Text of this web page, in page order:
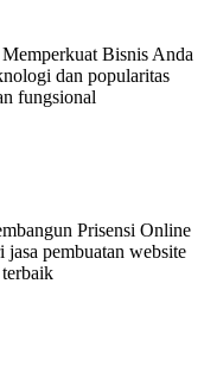
Bisnis Anda
dan popularitas
fungsional
Prisensi Online
jasa pembuatan website